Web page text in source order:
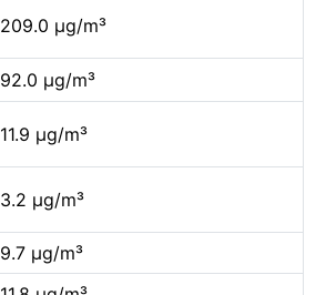
209.0 µg/m³
92.0 µg/m³
11.9 µg/m³
3.2 µg/m³
9.7 µg/m³